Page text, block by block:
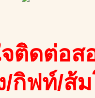
ติดต่อส
/กิฟท์/ส้